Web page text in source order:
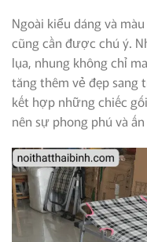
Ngoài kiểu dáng và
cũng cần được chú ý.
lụa, nhung không chỉ
tăng thêm vẻ đẹp sang
kết hợp những chiếc
nên sự phong phú và